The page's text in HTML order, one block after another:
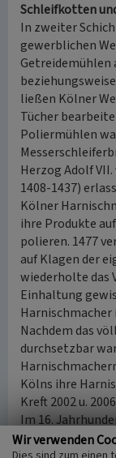
Schleifkotten
In zweiter
gewerblichen
Getreidemühlen
ließen Kölner
Tücher
Poliermühlen
Herzog Adolf
1408-1437)
Kölner
ihre Produkte
polieren. 1477
auf Klagen der
wiederholte das
Einhaltung
Nachdem das
durchsetzbar
Kölns ihre
Kreft 2002 u.
Im 16.
Schleifgewerbe.
Wir verwenden